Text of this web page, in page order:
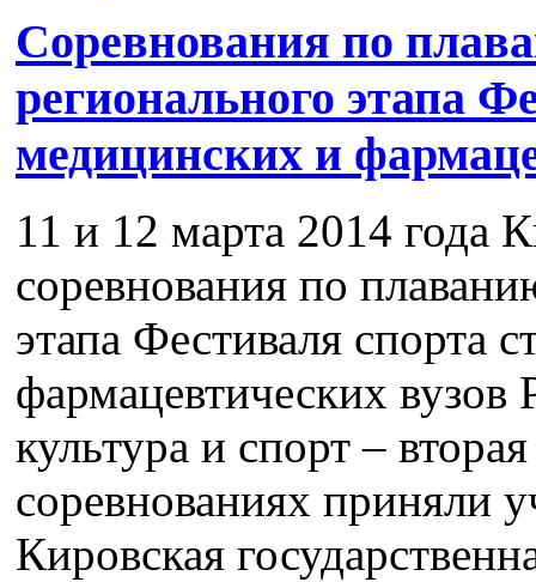
Cоревнования по
регионального этапа
медицинских и
11 и 12 марта 2014 года
соревнования по
этапа Фестиваля спорта
фармацевтических вузов
культура и спорт –
соревнованиях приняли
Кировская